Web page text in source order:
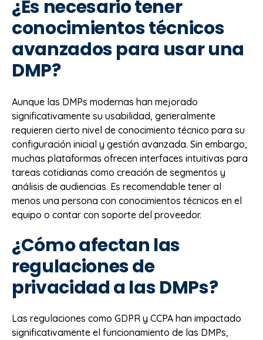
¿Es necesario tener
conocimientos técnicos
avanzados para usar una
DMP?
Aunque las DMPs modernas han mejorado
significativamente su usabilidad, generalmente
requieren cierto nivel de conocimiento técnico para su
configuración inicial y gestión avanzada. Sin embargo,
muchas plataformas ofrecen interfaces intuitivas para
tareas cotidianas como creación de segmentos y
análisis de audiencias. Es recomendable tener al
menos una persona con conocimientos técnicos en el
equipo o contar con soporte del proveedor.
¿Cómo afectan las
regulaciones de
privacidad a las DMPs?
Las regulaciones como GDPR y CCPA han impactado
significativamente el funcionamiento de las DMPs,